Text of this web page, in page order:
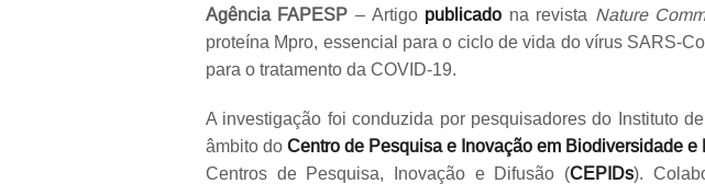
Agência FAPESP – Artigo publicado na revista Nature
proteína Mpro, essencial para o ciclo de vida do vírus SARS-
para o tratamento da COVID-19.
A investigação foi conduzida por pesquisadores do Instituto
âmbito do Centro de Pesquisa e Inovação em Biodiversidade e
Centros de Pesquisa, Inovação e Difusão (CEPIDs).